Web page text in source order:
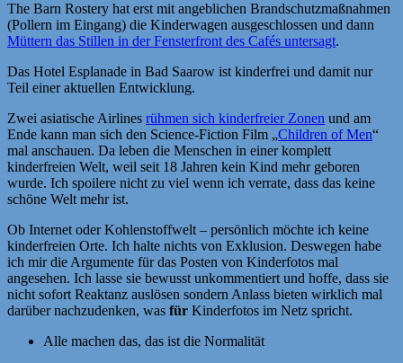
The Barn Rostery hat erst mit angeblichen Brandschutzmaßnahmen
(Pollern im Eingang) die Kinderwagen ausgeschlossen und dann
Müttern das Stillen in der Fensterfront des Cafés untersagt.
Das Hotel Esplanade in Bad Saarow ist kinderfrei und damit nur
Teil einer aktuellen Entwicklung.
Zwei asiatische Airlines rühmen sich kinderfreier Zonen und am
Ende kann man sich den Science-Fiction Film „Children of Men“
mal anschauen. Da leben die Menschen in einer komplett
kinderfreien Welt, weil seit 18 Jahren kein Kind mehr geboren
wurde. Ich spoilere nicht zu viel wenn ich verrate, dass das keine
schöne Welt mehr ist.
Ob Internet oder Kohlenstoffwelt – persönlich möchte ich keine
kinderfreien Orte. Ich halte nichts von Exklusion. Deswegen habe
ich mir die Argumente für das Posten von Kinderfotos mal
angesehen. Ich lasse sie bewusst unkommentiert und hoffe, dass sie
nicht sofort Reaktanz auslösen sondern Anlass bieten wirklich mal
darüber nachzudenken, was für Kinderfotos im Netz spricht.
Alle machen das, das ist die Normalität